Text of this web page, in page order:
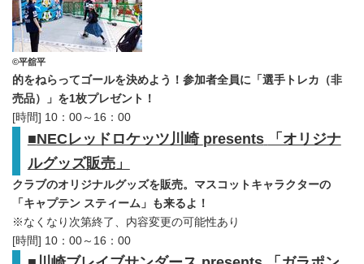
©平舘平
的をねらってゴールを決めよう！参加者全員に「選手トレカ（非
売品）」を1枚プレゼント！
[時間] 10：00～16：00
■NECレッドロケッツ川崎 presents
「オリジナ
ルグッズ販売」
クラブのオリジナルグッズを販売。マスコットキャラクターの
「キャプテン スティーム」も来るよ！
※なくなり次第終了、内容変更の可能性あり
[時間] 10：00～16：00